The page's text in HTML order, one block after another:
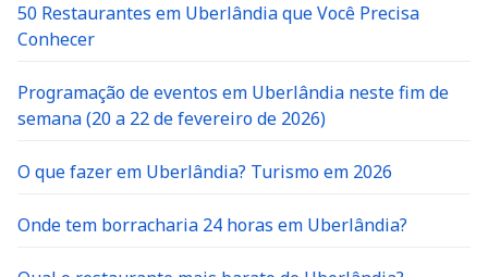
50 Restaurantes em Uberlândia que Você Precisa
Conhecer
Programação de eventos em Uberlândia neste fim de
semana (20 a 22 de fevereiro de 2026)
O que fazer em Uberlândia? Turismo em 2026
Onde tem borracharia 24 horas em Uberlândia?